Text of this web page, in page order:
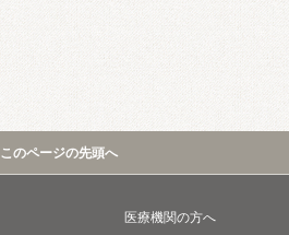
このページの先頭へ
医療機関の方へ